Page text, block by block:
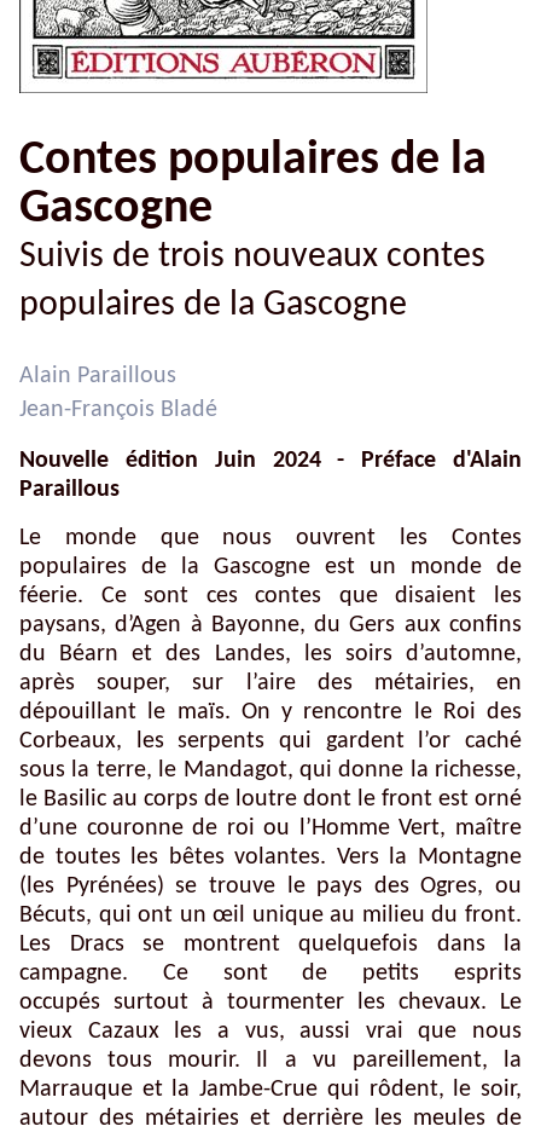
Contes populaires de la
Gascogne
Suivis de trois nouveaux contes
populaires de la Gascogne
Alain Paraillous
Jean-François Bladé
Nouvelle édition Juin 2024 - Préface d'Alain
Paraillous
Le monde que nous ouvrent les Contes
populaires de la Gascogne est un monde de
féerie. Ce sont ces contes que disaient les
paysans, d’Agen à Bayonne, du Gers aux confins
du Béarn et des Landes, les soirs d’automne,
après souper, sur l’aire des métairies, en
dépouillant le maïs. On y rencontre le Roi des
Corbeaux, les serpents qui gardent l’or caché
sous la terre, le Mandagot, qui donne la richesse,
le Basilic au corps de loutre dont le front est orné
d’une couronne de roi ou l’Homme Vert, maître
de toutes les bêtes volantes. Vers la Montagne
(les Pyrénées) se trouve le pays des Ogres, ou
Bécuts, qui ont un œil unique au milieu du front.
Les Dracs se montrent quelquefois dans la
campagne. Ce sont de petits esprits
occupés surtout à tourmenter les chevaux. Le
vieux Cazaux les a vus, aussi vrai que nous
devons tous mourir. Il a vu pareillement, la
Marrauque et la Jambe-Crue qui rôdent, le soir,
autour des métairies et derrière les meules de